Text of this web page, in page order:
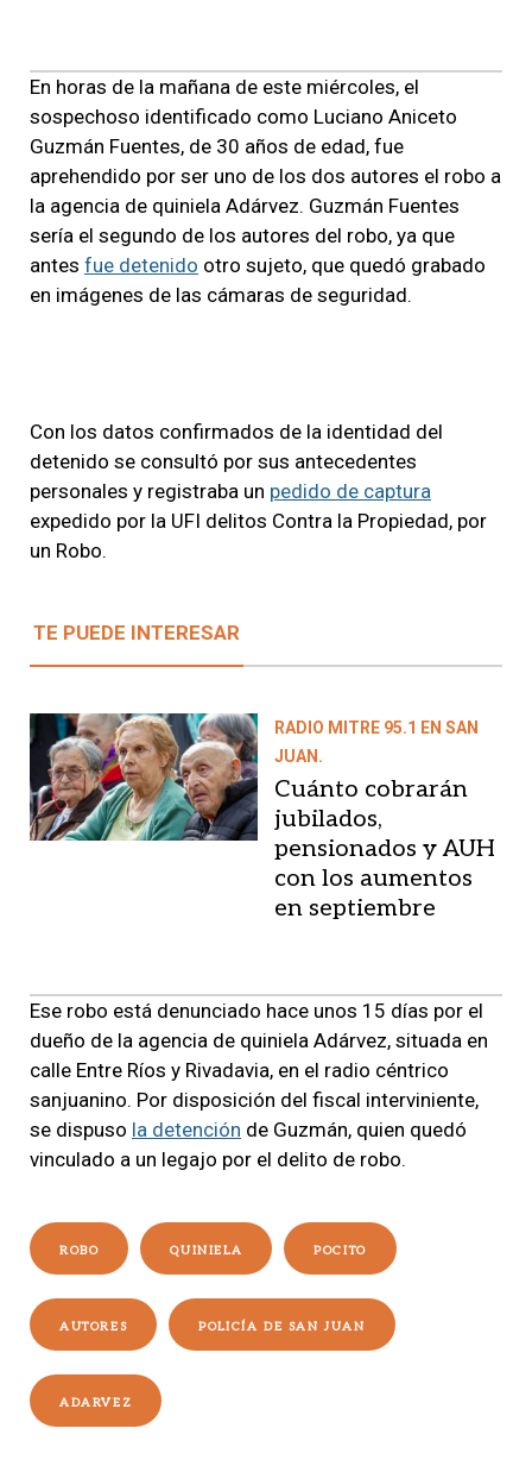
En horas de la mañana de este miércoles, el
sospechoso identificado como Luciano Aniceto
Guzmán Fuentes, de 30 años de edad, fue
aprehendido por ser uno de los dos autores el robo a
la agencia de quiniela Adárvez. Guzmán Fuentes
sería el segundo de los autores del robo, ya que
antes fue detenido otro sujeto, que quedó grabado
en imágenes de las cámaras de seguridad.
Con los datos confirmados de la identidad del
detenido se consultó por sus antecedentes
personales y registraba un pedido de captura
expedido por la UFI delitos Contra la Propiedad, por
un Robo.
TE PUEDE INTERESAR
RADIO MITRE 95.1 EN SAN
JUAN.
Cuánto cobrarán
jubilados,
pensionados y AUH
con los aumentos
en septiembre
Ese robo está denunciado hace unos 15 días por el
dueño de la agencia de quiniela Adárvez, situada en
calle Entre Ríos y Rivadavia, en el radio céntrico
sanjuanino. Por disposición del fiscal interviniente,
se dispuso la detención de Guzmán, quien quedó
vinculado a un legajo por el delito de robo.
ROBO QUINIELA POCITO
AUTORES POLICÍA DE SAN JUAN
ADARVEZ